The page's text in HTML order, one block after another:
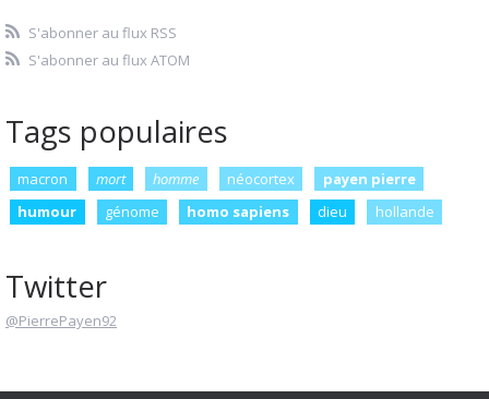
S'abonner au flux RSS
S'abonner au flux ATOM
Tags populaires
macron mort homme néocortex
payen pierre
humour
génome homo sapiens dieu hollande
Twitter
@PierrePayen92